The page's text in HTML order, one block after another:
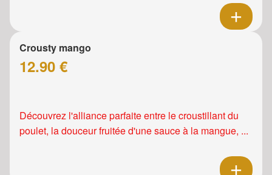
Crousty mango
12.90 €
Découvrez l'alliance parfaite entre le croustillant du
poulet, la douceur fruitée d'une sauce à la mangue, ...